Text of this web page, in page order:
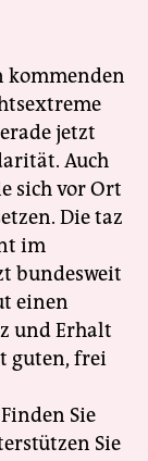
kommenden
jetzt
Auch
sich vor Ort
Die taz
im
bundesweit
einen
und Erhalt
guten, frei
Sie
Sie